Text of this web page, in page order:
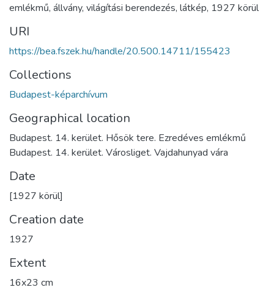
emlékmű, állvány, világítási berendezés, látkép, 1927 körül
URI
https://bea.fszek.hu/handle/20.500.14711/155423
Collections
Budapest-képarchívum
Geographical location
Budapest. 14. kerület. Hősök tere. Ezredéves emlékmű
Budapest. 14. kerület. Városliget. Vajdahunyad vára
Date
[1927 körül]
Creation date
1927
Extent
16x23 cm